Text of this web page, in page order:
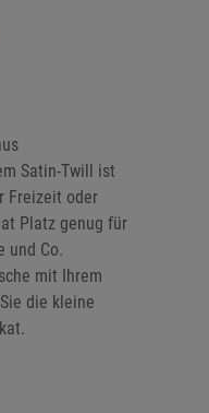
Satin-Twill ist
Freizeit oder
Platz genug für
und Co.
mit Ihrem
die kleine